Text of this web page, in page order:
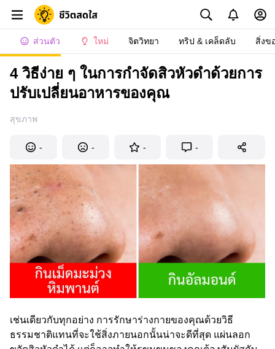
ส่วนตัว ใหม่ จิตวิทยา ทริป & เคล็ดลับ สิ่งข
4 วิธีง่าย ๆ ในการกำจัดสิวหัวดำด้วยการ
ปรับเปลี่ยนอาหารของคุณ
สุขภาพ
- - - -
เช่นเดียวกับทุกอย่าง การรักษาร่างกายของคุณด้วยวิธี
ธรรมชาติแทนที่จะใช้สิ่งภายนอกนั้นน่าจะดีที่สุด แผ่นลอก